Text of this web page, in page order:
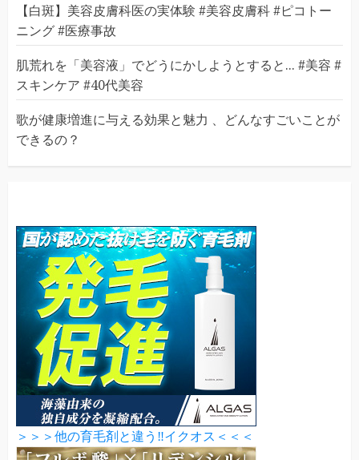
【白斑】美容皮膚科医の実体験 #美容皮膚科 #ピコトー
ニング #医療事故
肌荒れを「美容液」でどうにかしようとすると... #美容 #
スキンケア #40代美容
歌が健康増進に与える効果と魅力 、どんなすごいことが
できるの？
＞＞＞他の育毛剤と違う‼イクオス＜＜＜